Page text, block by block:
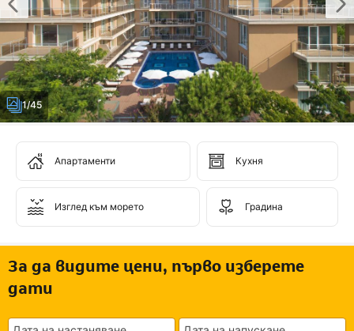
1/45
Апартаменти Кухня
Изглед към морето Градина
За да видите цени, първо изберете
дати